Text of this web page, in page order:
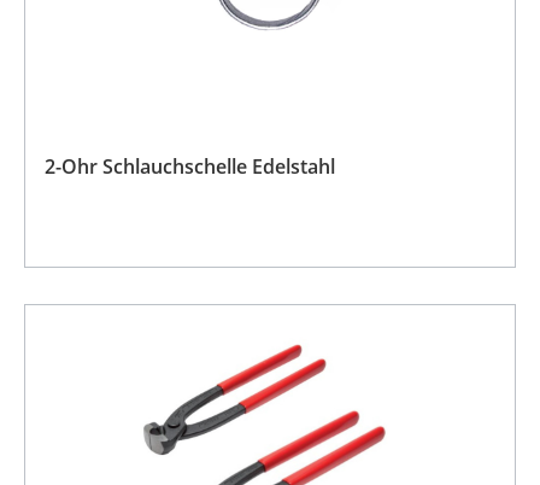
2-Ohr Schlauchschelle Edelstahl